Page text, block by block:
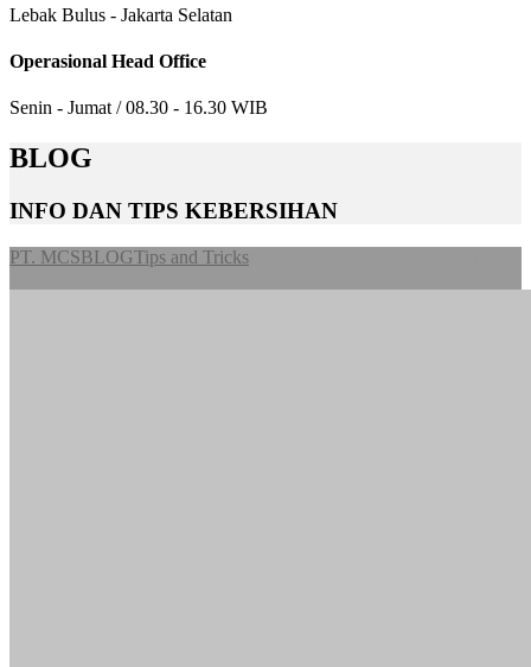
Lebak Bulus - Jakarta Selatan
Operasional Head Office
Senin - Jumat / 08.30 - 16.30 WIB
BLOG
INFO DAN TIPS KEBERSIHAN
PT. MCSBLOGTips and Tricks